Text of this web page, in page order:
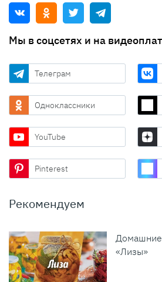
Мы в соцсетях и на
Телеграм
Одноклассники
YouTube
Pinterest
Рекомендуем
Домашние
«Лизы»